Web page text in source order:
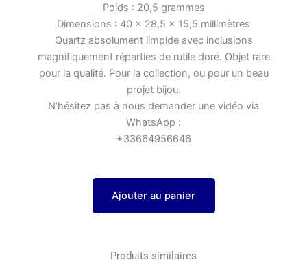
Poids : 20,5 grammes
Dimensions : 40 x 28,5 x 15,5 millimètres
Quartz absolument limpide avec inclusions
magnifiquement réparties de rutile doré. Objet rare
pour la qualité. Pour la collection, ou pour un beau
projet bijou.
N’hésitez pas à nous demander une vidéo via
WhatsApp :
+33664956646
Ajouter au panier
Produits similaires